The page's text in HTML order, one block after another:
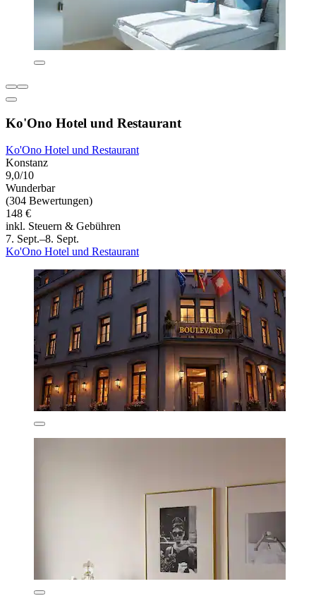
Ko'Ono Hotel und Restaurant
Ko'Ono Hotel und Restaurant
Konstanz
9,0/10
Wunderbar
(304 Bewertungen)
148 €
inkl. Steuern & Gebühren
7. Sept.–8. Sept.
Ko'Ono Hotel und Restaurant